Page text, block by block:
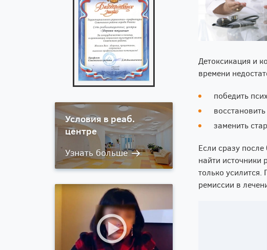
Условия в реаб.
центре
Детоксикация и
времени
победить
заменить
Если сразу после
найти источники
только
ремиссии в